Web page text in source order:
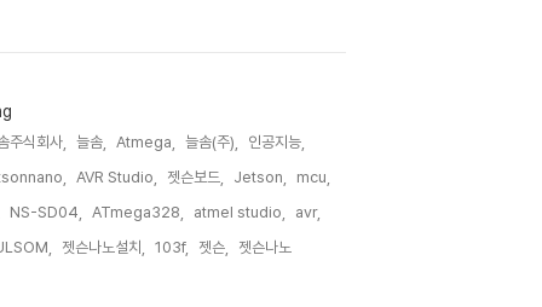
주식회사, 늘솜, Atmega, 늘솜(주),
인공지능,
AVR Studio, 젯슨보드, Jetson,
mcu,
NS-SD04, ATmega328, atmel studio,
avr,
젯슨나노설치, 103f, 젯슨, 젯슨나노,